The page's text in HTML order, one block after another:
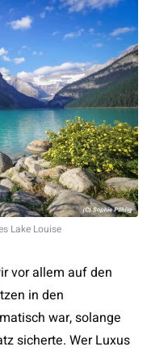
Lake Louise
vor allem auf den
in den
war, solange
sicherte. Wer Luxus